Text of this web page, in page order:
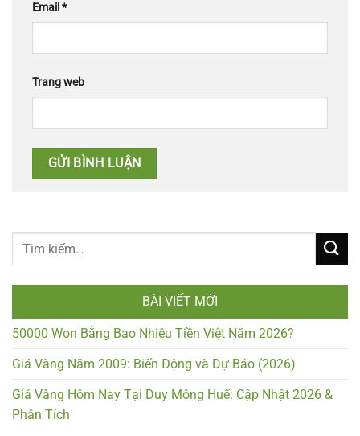
Email*
Trang web
BÀI VIẾT MỚI
50000 Won Bằng Bao Nhiêu Tiền Việt Năm 2026?
Giá Vàng Năm 2009: Biến Động và Dự Báo (2026)
Giá Vàng Hôm Nay Tại Duy Mông Huế: Cập Nhật 2026 &
Phân Tích